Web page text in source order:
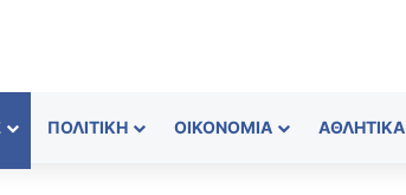
ΠΟΛΙΤΙΚΉ ΟΙΚΟΝΟΜΊΑ ΑΘΛΗΤΙΚΆ